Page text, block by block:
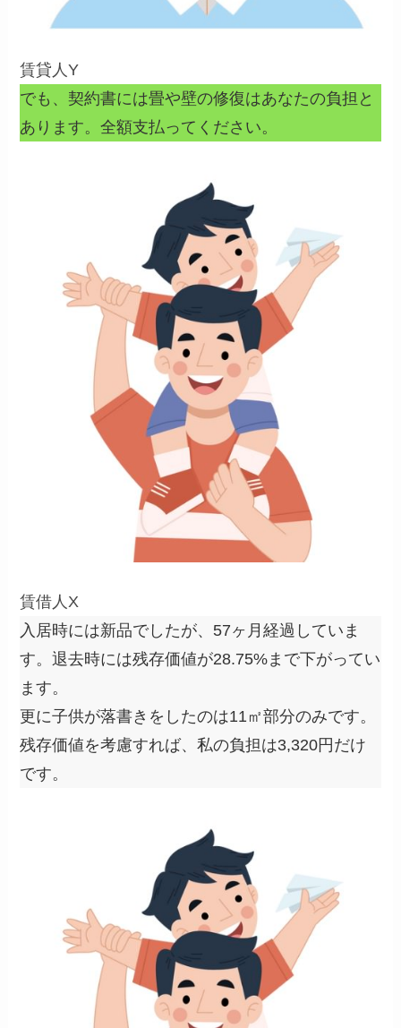
賃貸人Y
でも、契約書には畳や壁の修復はあなたの負担と
あります。全額支払ってください。
賃借人X
入居時には新品でしたが、 57ヶ月経過 していま
す。退去時には残存価値が28.75%まで下がってい
ます。
更に子供が落書きをしたのは11㎡部分のみです。
残存価値を考慮すれば、私の負担は3,320円だけ
です。